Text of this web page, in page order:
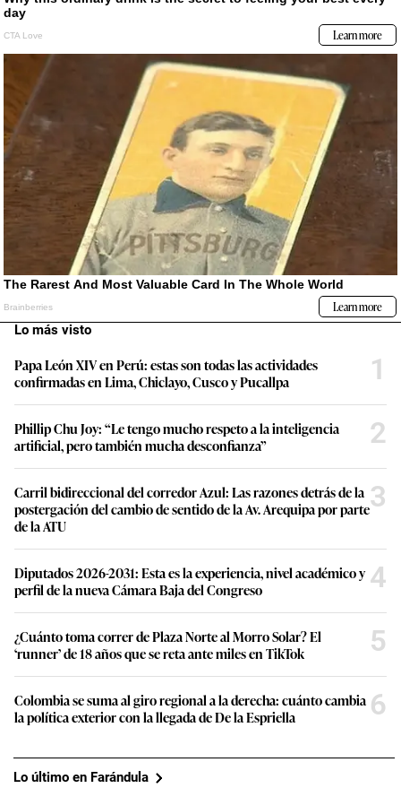
Lo más visto
Papa León XIV en Perú: estas son todas las actividades
confirmadas en Lima, Chiclayo, Cusco y Pucallpa
1
Phillip Chu Joy: “Le tengo mucho respeto a la inteligencia
artificial, pero también mucha desconfianza”
2
Carril bidireccional del corredor Azul: Las razones detrás de la
postergación del cambio de sentido de la Av. Arequipa por parte
de la ATU
3
Diputados 2026-2031: Esta es la experiencia, nivel académico y
perfil de la nueva Cámara Baja del Congreso
4
¿Cuánto toma correr de Plaza Norte al Morro Solar? El
‘runner’ de 18 años que se reta ante miles en TikTok
5
Colombia se suma al giro regional a la derecha: cuánto cambia
la política exterior con la llegada de De la Espriella
6
Lo último en Farándula